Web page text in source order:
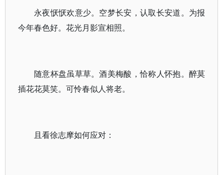
永夜恹恹欢意少。空梦长安，认取长安道。为报
今年春色好。花光月影宣相照。
随意杯盘虽草草。酒美梅酸，恰称人怀抱。醉莫
插花花莫笑。可怜春似人将老。
且看徐志摩如何应对：